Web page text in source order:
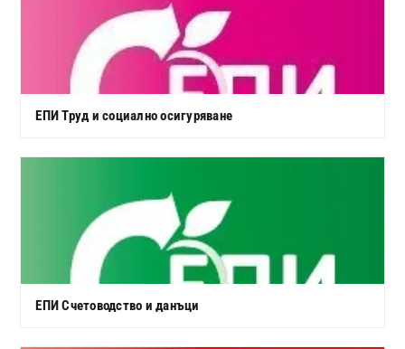
ЕПИ Труд и социално осигуряване
ЕПИ Счетоводство и данъци